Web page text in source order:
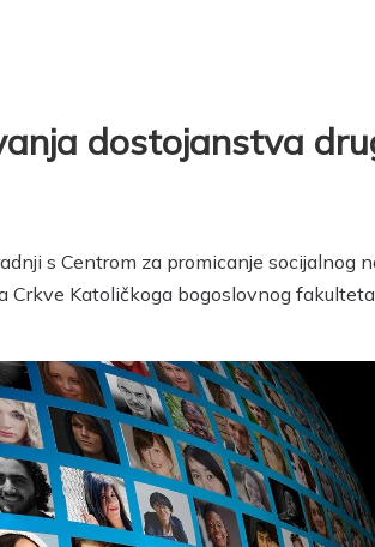
dostojanstva
s Centrom za promicanje socijalnog
Crkve Katoličkoga bogoslovnog